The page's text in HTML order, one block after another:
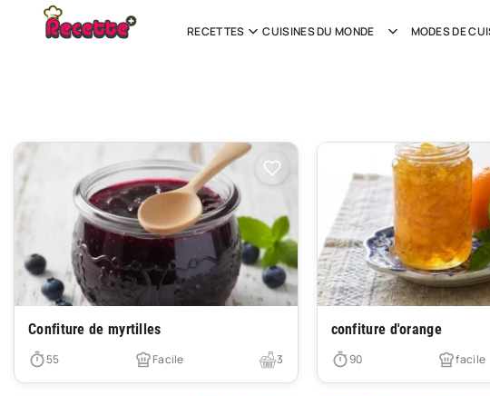
RECETTES CUISINES DU MONDE MODES DE
Très facile
Confiture de myrtilles
55 Facile 3
Très facile
confiture d'orange
90 facile